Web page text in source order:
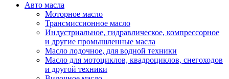
Авто масла
Моторное масло
Трансмиссионное масло
Индустриальное, гидравлическое, компрессорное
и другие промышленные масла
Масло лодочное, для водной техники
Масло для мотоциклов, квадроциклов, снегоходов
и другой техники